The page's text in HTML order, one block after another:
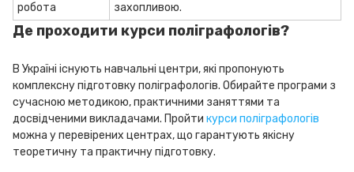
робота
захопливою.
Де проходити курси поліграфологів?
В Україні існують навчальні центри, які пропонують
комплексну підготовку поліграфологів. Обирайте програми з
сучасною методикою, практичними заняттями та
досвідченими викладачами. Пройти курси поліграфологів
можна у перевірених центрах, що гарантують якісну
теоретичну та практичну підготовку.